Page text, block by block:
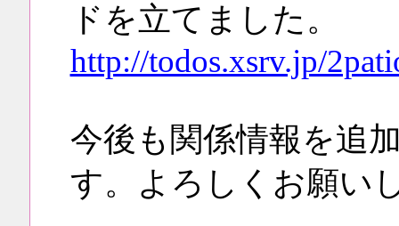
ドを立てました。
http://todos.xsrv.jp/
今後も関係情報を追
す。よろしくお願い